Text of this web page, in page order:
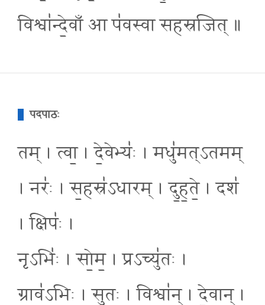
विश्वा॑न्दे॒वाँ आ प॑वस्वा सहस्रजित् ॥
पदपाठः
तम् । त्वा॒ । दे॒वेभ्यः॑ । मधु॑मत्ऽतमम्
। नरः॑ । स॒हस्र॑ऽधारम् । दु॒ह॒ते॒ । दश॑
। क्षिपः॑ ।
नृऽभिः॑ । सो॒म॒ । प्रऽच्यु॑तः ।
ग्राव॑ऽभिः । सु॒तः । विश्वा॑न् । दे॒वान् ।